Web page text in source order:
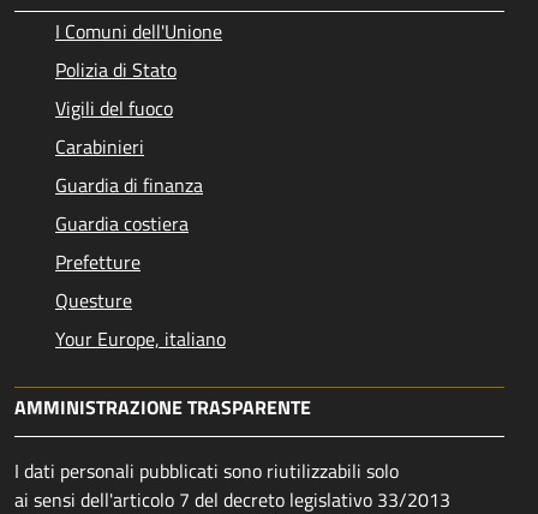
I Comuni dell'Unione
Polizia di Stato
Vigili del fuoco
Carabinieri
Guardia di finanza
Guardia costiera
Prefetture
Questure
Your Europe, italiano
AMMINISTRAZIONE TRASPARENTE
I dati personali pubblicati sono riutilizzabili solo
ai sensi dell'articolo 7 del decreto legislativo 33/2013